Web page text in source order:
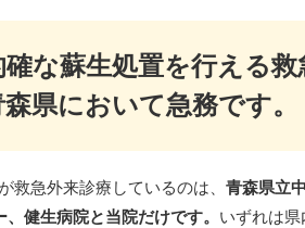
な蘇生処置を行える救
県において急務です。
急外来診療しているのは、 青森県立
健生病院と当院だけです。 いずれは県